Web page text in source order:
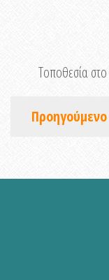
Τοποθεσία
Προηγούμενο